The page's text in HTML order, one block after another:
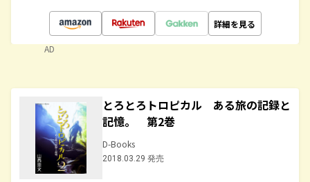
詳細を見る
AD
とろとろトロピカル ある旅の記録と
記憶。 第2巻
D-Books
2018.03.29 発売